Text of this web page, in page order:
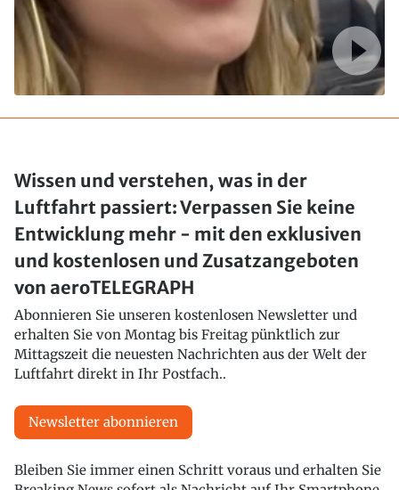
Wissen und verstehen, was in der
Luftfahrt passiert: Verpassen Sie keine
Entwicklung mehr - mit den exklusiven
und kostenlosen und Zusatzangeboten
von aeroTELEGRAPH
Abonnieren Sie unseren kostenlosen Newsletter und
erhalten Sie von Montag bis Freitag pünktlich zur
Mittagszeit die neuesten Nachrichten aus der Welt der
Luftfahrt direkt in Ihr Postfach..
Newsletter abonnieren
Bleiben Sie immer einen Schritt voraus und erhalten Sie